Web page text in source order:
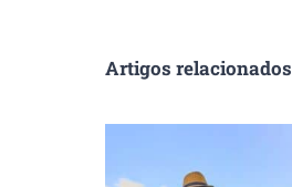
Artigos relacionados